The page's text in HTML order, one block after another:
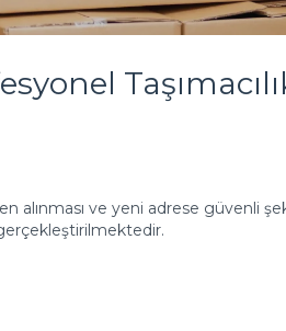
ve yeni adrese güvenli